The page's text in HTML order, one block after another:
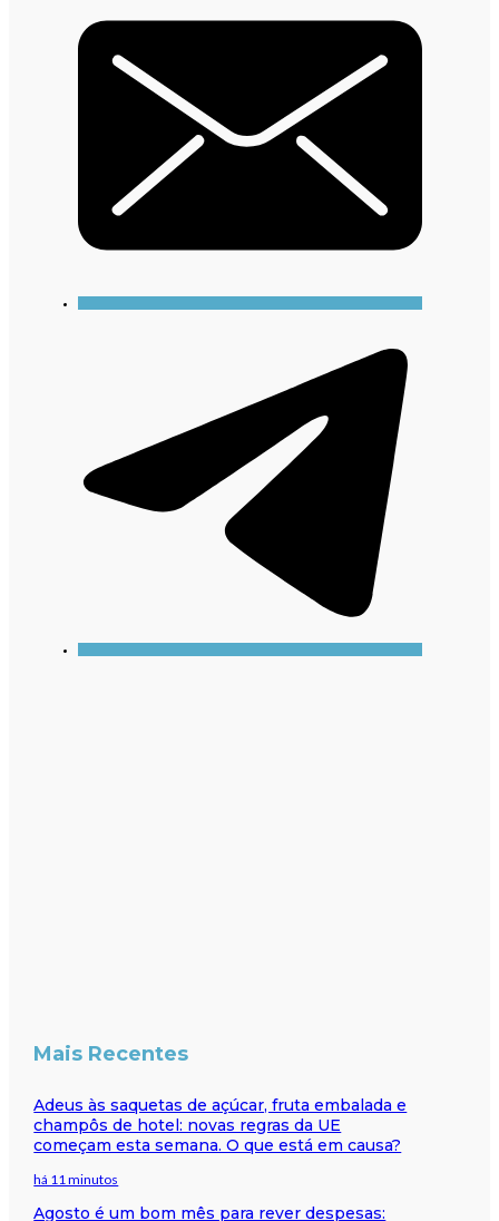
Mais Recentes
Adeus às saquetas de açúcar, fruta embalada e
champôs de hotel: novas regras da UE
começam esta semana. O que está em causa?
há 11 minutos
Agosto é um bom mês para rever despesas: